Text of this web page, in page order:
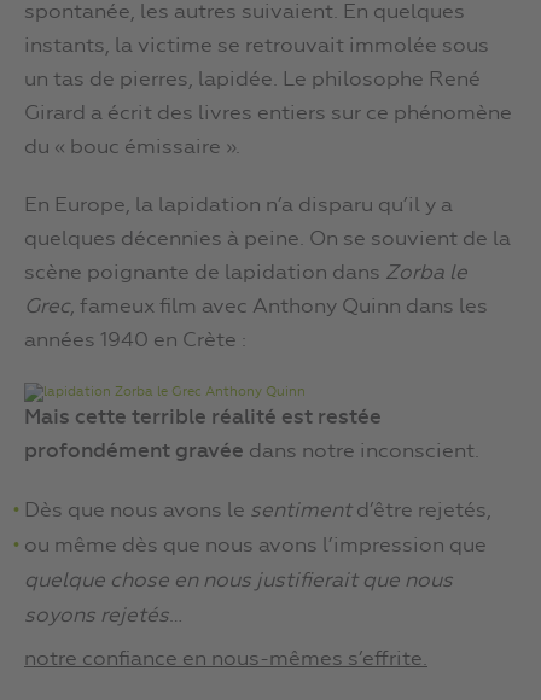
spontanée, les autres suivaient. En quelques
instants, la victime se retrouvait immolée sous
un tas de pierres, lapidée. Le philosophe René
Girard a écrit des livres entiers sur ce phénomène
du « bouc émissaire ».
En Europe, la lapidation n’a disparu qu’il y a
quelques décennies à peine. On se souvient de la
scène poignante de lapidation dans Zorba le
Grec, fameux film avec Anthony Quinn dans les
années 1940 en Crète :
Mais cette terrible réalité est restée
profondément gravée dans notre inconscient.
Dès que nous avons le sentimentd’être rejetés,
ou même dès que nous avons l’impression que
quelque chose en nous justifierait que nous
soyons rejetés…
notre confiance en nous-mêmes s’effrite.